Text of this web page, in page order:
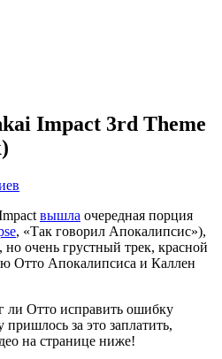
Impact 3rd Theme
вышла очередная порция
, «Так говорил Апокалипсис»),
очень грустный трек, красной
Отто Апокалипсиса и Каллен
ли Отто исправить ошибку
за это заплатить,
на странице ниже!